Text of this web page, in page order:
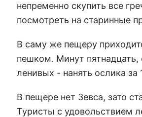
непременно скупить все
посмотреть на старинные
В саму же пещеру
пешком. Минут
ленивых - нанять ослика за
В пещере нет Зевса, зато
Туристы с удовольствием